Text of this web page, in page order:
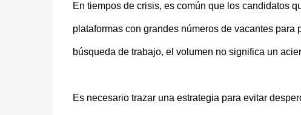
En tiempos de crisis, es común que los candidatos
plataformas con grandes números de vacantes
búsqueda de trabajo, el volumen no significa un
Es necesario trazar una estrategia para evitar